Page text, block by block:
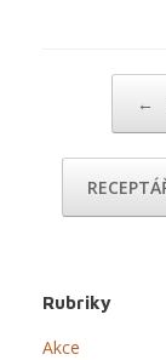
←
Rubriky
Akce